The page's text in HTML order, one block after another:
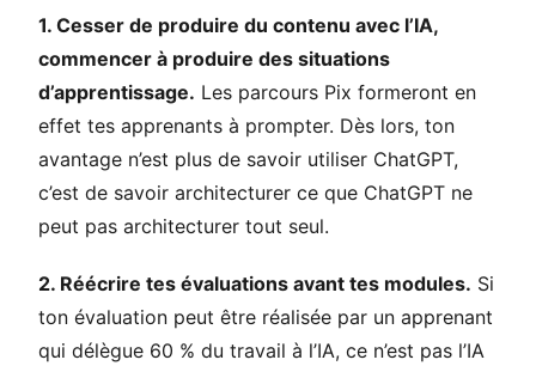
1. Cesser de produire du contenu avec l’IA,
commencer à produire des situations
d’apprentissage. Les parcours Pix formeront en
effet tes apprenants à prompter. Dès lors, ton
avantage n’est plus de savoir utiliser ChatGPT,
c’est de savoir architecturer ce que ChatGPT ne
peut pas architecturer tout seul.
2. Réécrire tes évaluations avant tes modules. Si
ton évaluation peut être réalisée par un apprenant
qui délègue 60 % du travail à l’IA, ce n’est pas l’IA